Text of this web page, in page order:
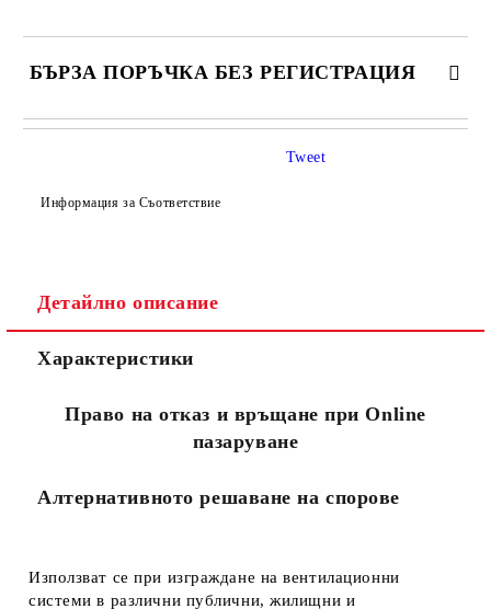
БЪРЗА ПОРЪЧКА БЕЗ РЕГИСТРАЦИЯ
САМО ПОПЪЛНЕТЕ 4 ПОЛЕТА
Съгласен съм сПолитиката за лични данни
Ние ще се свържем с вас в рамките на работния ден.
Информация за Съответствие
Tweet
Детайлно описание
Характеристики
Право на отказ и връщане при Online
пазаруване
Алтернативното решаване на спорове
Използват се при изграждане на вентилационни
системи в различни публични, жилищни и